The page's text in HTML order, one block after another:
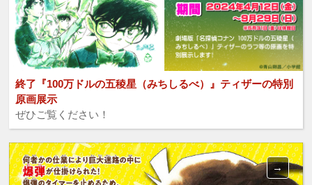
終了『100万ドルの五稜星（みちしるべ）』ティザーの特別
原画展示
ぜひご覧ください！